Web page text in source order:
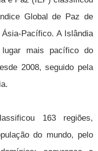
Global de Paz de
Pacífico. A Islândia
mais pacífico do
2008, seguido pela
163 regiões,
do mundo, pelo